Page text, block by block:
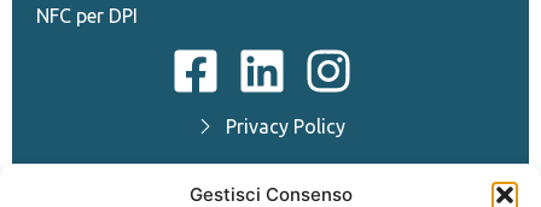
Gestisci Consenso
NFC per DPI
Privacy Policy